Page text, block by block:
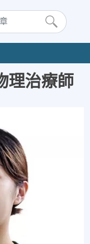
理治療師